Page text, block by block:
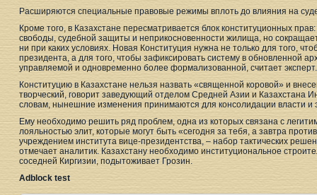
Расширяются специальные правовые режимы вплоть до влияния на
Кроме того, в Казахстане пересматривается блок конституционных
свободы, судебной защиты и неприкосновенности жилища, но
ни при каких условиях. Новая Конституция нужна не только для того,
президента, а для того, чтобы зафиксировать систему в обновленной
управляемой и одновременно более формализованной, считает эксперт.
Конституцию в Казахстане нельзя назвать «священной коровой» и
творческий, говорит заведующий отделом Средней Азии и Казахстана
словам, нынешние изменения принимаются для консолидации власти и
Ему необходимо решить ряд проблем, одна из которых связана с
лояльностью элит, которые могут быть «сегодня за тебя, а завтра
учреждением института вице-президентства, – набор тактических
отмечает аналитик. Казахстану необходимо институциональное
соседней Киргизии, подытоживает Грозин.
Adblock test